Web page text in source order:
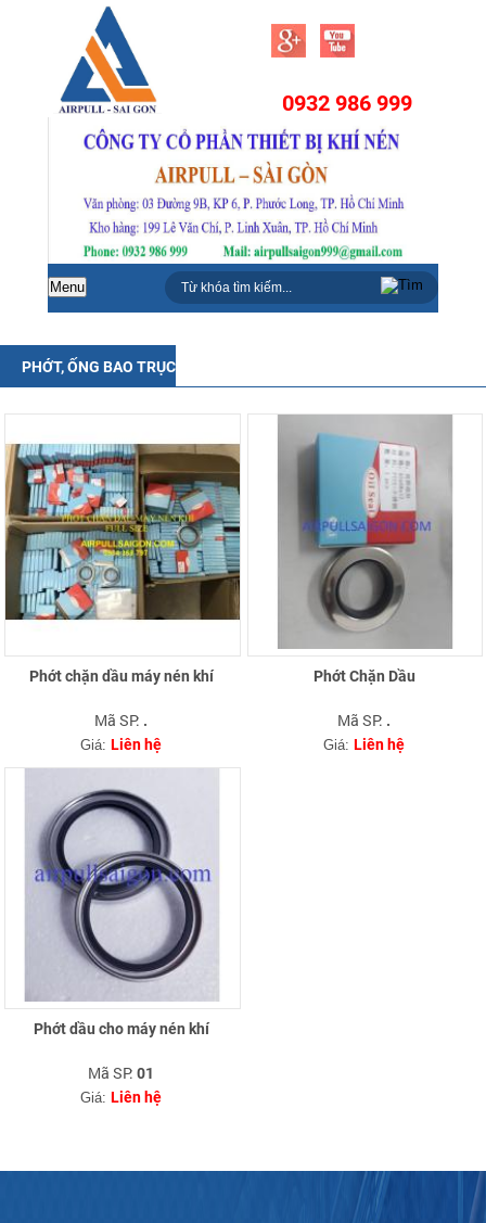
0932 986 999
Menu
PHỚT, ỐNG BAO TRỤC
Phớt chặn dầu máy nén khí
Mã SP: .
Giá:Liên hệ
Phớt Chặn Dầu
Mã SP: .
Giá:Liên hệ
Phớt dầu cho máy nén khí
Mã SP:01
Giá: Liên hệ